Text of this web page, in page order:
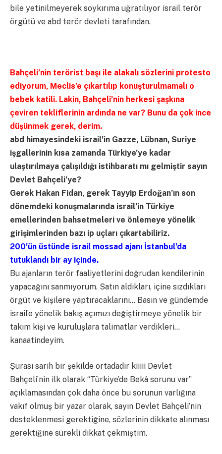
bile yetinilmeyerek soykırıma uğratılıyor israil terör
örgütü ve abd terör devleti tarafından.
Bahçeli’nin terörist başı ile alakalı sözlerini protesto
ediyorum, Meclis’e çıkartılıp konuşturulmamalı o
bebek katili. Lakin, Bahçeli’nin herkesi şaşkına
çeviren tekliflerinin ardında ne var? Bunu da çok ince
düşünmek gerek, derim.
abd himayesindeki israil’in Gazze, Lübnan, Suriye
işgallerinin kısa zamanda Türkiye’ye kadar
ulaştırılmaya çalışıldığı istihbaratı mı gelmiştir sayın
Devlet Bahçeli’ye?
Gerek Hakan Fidan, gerek Tayyip Erdoğan’ın son
dönemdeki konuşmalarında israil’in Türkiye
emellerinden bahsetmeleri ve önlemeye yönelik
girişimlerinden bazı ip uçları çıkartabiliriz.
200’ün üstünde israil mossad ajanı İstanbul’da
tutuklandı bir ay içinde.
Bu ajanların terör faaliyetlerini doğrudan kendilerinin
yapacağını sanmıyorum. Satın aldıkları, içine sızdıkları
örgüt ve kişilere yaptıracaklarını… Basın ve gündemde
israil’e yönelik bakış açımızı değiştirmeye yönelik bir
takım kişi ve kuruluşlara talimatlar verdikleri…
kanaatindeyim.
Şurası sarih bir şekilde ortadadır kiiiii Devlet
Bahçeli’nin ilk olarak “Türkiye’de Bekâ sorunu var”
açıklamasından çok daha önce bu sorunun varlığına
vakıf olmuş bir yazar olarak, sayın Devlet Bahçeli’nin
desteklenmesi gerektiğine, sözlerinin dikkate alınması
gerektiğine sürekli dikkat çekmiştim.